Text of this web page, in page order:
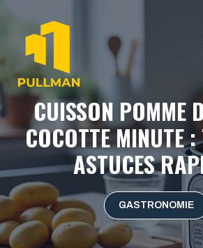
CUISSON POMME
COCOTTE MINUTE :
ASTUCES
GASTRONOMIE